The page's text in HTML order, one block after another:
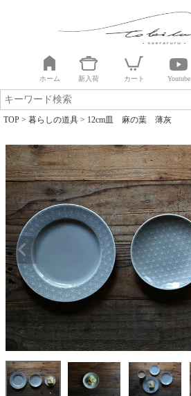
ホーム 新入荷 カート Youtube
TOP 暮らしの道具 12cm皿 麻の葉 薄灰